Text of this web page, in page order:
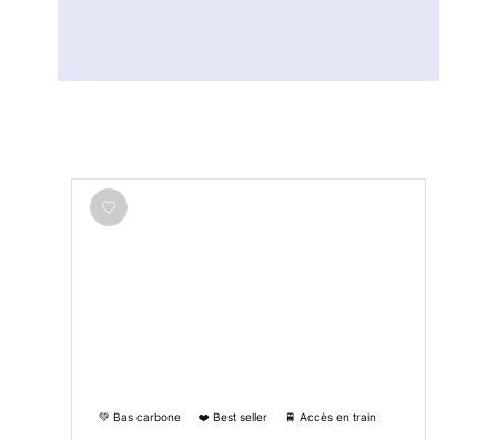
💚 Bas carbone ❤️ Best seller 🚆 Accès en train